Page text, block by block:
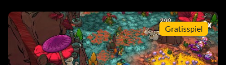
Gratisspiel